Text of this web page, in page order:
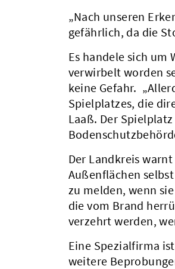
„Nach unseren
gefährlich, da die
Es handele sich um
verwirbelt worden
keine Gefahr.
Spielplatzes, die
Laaß. Der
Der Landkreis
Außenflächen
zu melden, wenn
die vom Brand
verzehrt werden,
Eine Spezialfirma
weitere